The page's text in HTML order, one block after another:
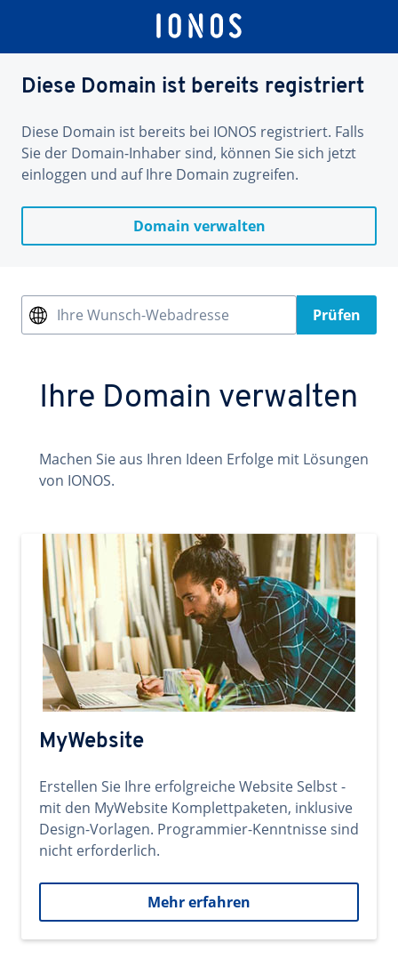
Diese Domain ist bereits registriert
Diese Domain ist bereits bei IONOS registriert. Falls
Sie der Domain-Inhaber sind, können Sie sich jetzt
einloggen und auf Ihre Domain zugreifen.
Domain verwalten
Ihre Wunsch-Webadresse Prüfen
Ihre Domain verwalten
Machen Sie aus Ihren Ideen Erfolge mit Lösungen
von IONOS.
MyWebsite
Erstellen Sie Ihre erfolgreiche Website Selbst -
mit den MyWebsite Komplettpaketen, inklusive
Design-Vorlagen. Programmier-Kenntnisse sind
nicht erforderlich.
Mehr erfahren